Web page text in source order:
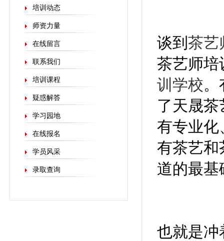
培训动态
师资力量
在线留言
联系我们
培训课程
疑惑解答
学习园地
在线报名
学员风采
录取查询
谈到 茶艺
茶艺师
训学校。
了天晟
有专业化
有茶艺和
道的最基
也就是冲